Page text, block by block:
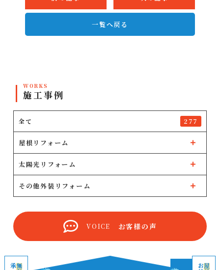
一覧へ戻る
WORKS
施工事例
全て 277
屋根リフォーム
太陽光リフォーム
その他外装リフォーム
VOICE お客様の声